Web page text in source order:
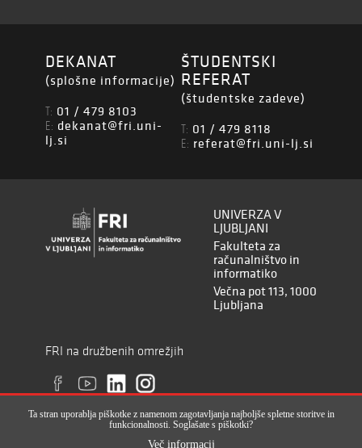
DEKANAT
(splošne informacije)
T: 01 / 479 8103
E: dekanat@fri.uni-
lj.si
ŠTUDENTSKI
REFERAT
(študentske zadeve)
T: 01 / 479 8118
E: referat@fri.uni-lj.si
UNIVERZA V
LJUBLJANI
Fakulteta za
računalništvo in
informatiko
Večna pot 113, 1000
Ljubljana
FRI na družbenih omrežjih
Ta stran uporablja piškotke z namenom zagotavljanja najboljše spletne storitve in
funkcionalnosti. Soglašate s piškotki?
Več informacij